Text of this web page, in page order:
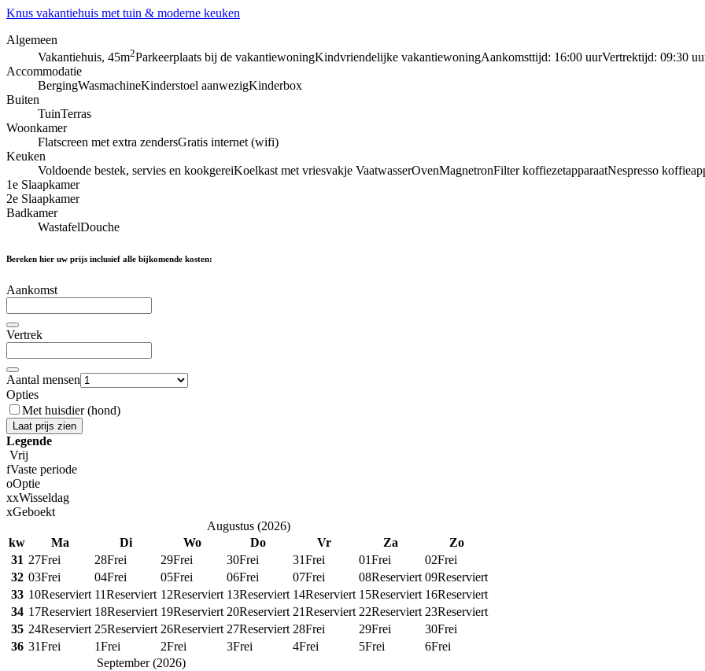
Knus vakantiehuis met tuin & moderne keuken
Algemeen
Vakantiehuis, 45m2Parkeerplaats bij de vakantiewoningKindvriendelijke vakantiewoningAankomsttijd: 16:00 uurVertrektijd: 09:30
Accommodatie
BergingWasmachineKinderstoel aanwezigKinderbox
Buiten
TuinTerras
Woonkamer
Flatscreen met extra zendersGratis internet (wifi)
Keuken
Voldoende bestek, servies en kookgereiKoelkast met vriesvakje VaatwasserOvenMagnetronFilter koffiezetapparaatNespresso
1e Slaapkamer
2e Slaapkamer
Badkamer
WastafelDouche
Bereken hier uw prijs inclusief alle bijkomende kosten:
Aankomst
Vertrek
Aantal mensen
Opties
Met huisdier (hond)
Laat prijs zien
Legende
Vrij
fVaste periode
oOptie
xxWisseldag
xGeboekt
Augustus(2026)
kw
Ma Di Wo Do Vr Za
Zo
31 27Frei 28Frei 29Frei 30Frei 31Frei 01Frei 02Frei
32 03Frei 04Frei 05Frei 06Frei 07Frei 08Reserviert 09Reserviert
33 10Reserviert 11Reserviert 12Reserviert 13Reserviert 14Reserviert 15Reserviert 16Reserviert
34 17Reserviert 18Reserviert 19Reserviert 20Reserviert 21Reserviert 22Reserviert 23Reserviert
35 24Reserviert 25Reserviert 26Reserviert 27Reserviert 28Frei 29Frei 30Frei
36 31Frei 1Frei 2Frei 3Frei 4Frei 5Frei 6Frei
September(2026)